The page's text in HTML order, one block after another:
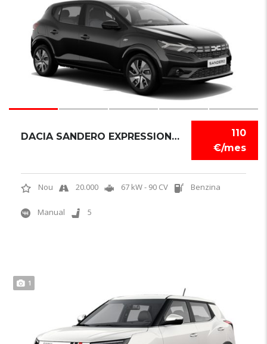
110
€/mes
DACIA SANDERO EXPRESSION TCE
Nou 20.000 67 kW - 90 CV Benzina
Manual 5
1